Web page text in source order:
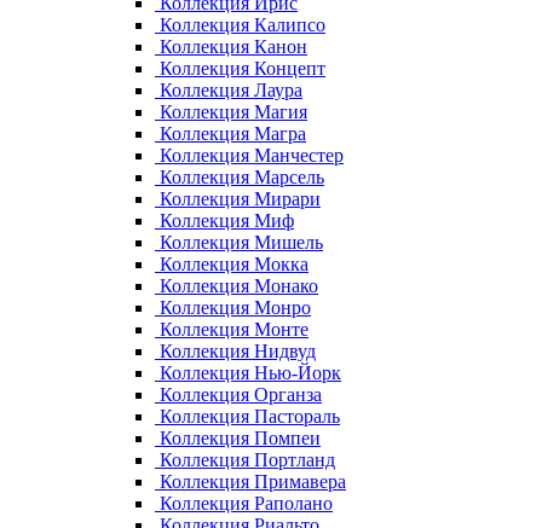
Коллекция Калипсо
Коллекция Канон
Коллекция Концепт
Коллекция Лаура
Коллекция Магия
Коллекция Магра
Коллекция Манчестер
Коллекция Марсель
Коллекция Мирари
Коллекция Миф
Коллекция Мишель
Коллекция Мокка
Коллекция Монако
Коллекция Монро
Коллекция Монте
Коллекция Нидвуд
Коллекция Нью-Йорк
Коллекция Органза
Коллекция Пастораль
Коллекция Помпеи
Коллекция Портланд
Коллекция Примавера
Коллекция Раполано